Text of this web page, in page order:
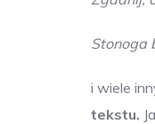
Stonoga
i wiele
tekstu.